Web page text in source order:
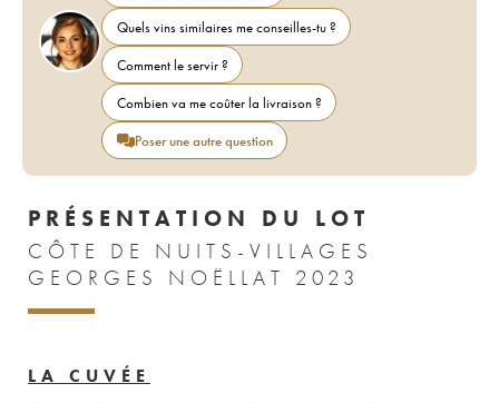
Quels vins similaires me conseilles-tu ?
Comment le servir ?
Combien va me coûter la livraison ?
Poser une autre question
PRÉSENTATION DU LOT
CÔTE DE NUITS-VILLAGES
GEORGES NOËLLAT 2023
LA CUVÉE